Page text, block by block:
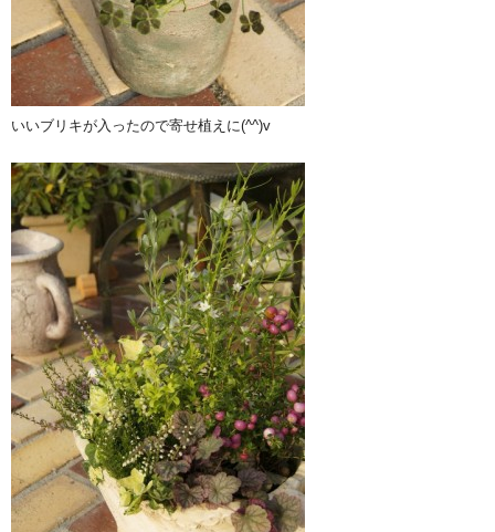
いいブリキが入ったので寄せ植えに(^^)v